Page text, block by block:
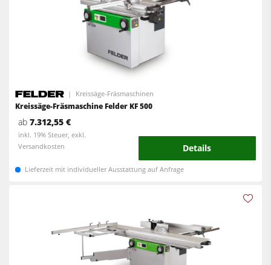
Kreissäge-Fräsmaschinen
Kreissäge-Fräsmaschine Felder KF 500
ab7.312,55 €
inkl. 19% Steuer, exkl.
Versandkosten
Details
Lieferzeit mit individueller Ausstattung auf Anfrage